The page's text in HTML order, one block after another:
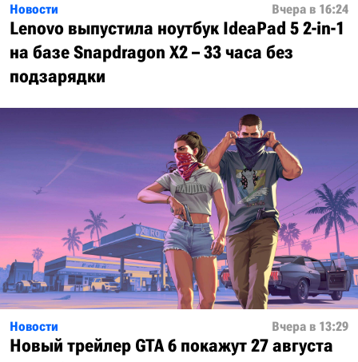
Новости Вчера в 16:24
Lenovo выпустила ноутбук IdeaPad 5 2-in-1
на базе Snapdragon X2 – 33 часа без
подзарядки
Новости Вчера в 13:29
Новый трейлер GTA 6 покажут 27 августа